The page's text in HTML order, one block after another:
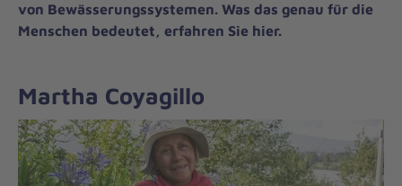
von Bewässerungssystemen. Was das genau für die
Menschen bedeutet, erfahren Sie hier.
Martha Coyagillo